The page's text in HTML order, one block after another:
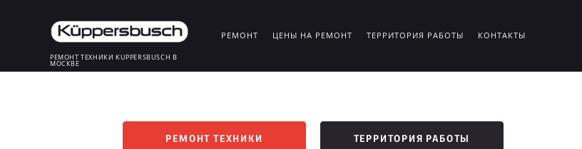
РЕМОНТ ТЕХНИКИ KUPPERSBUSCH В
МОСКВЕ
РЕМОНТ ЦЕНЫ НА РЕМОНТ ТЕРРИТОРИЯ РАБОТЫ КОНТАКТЫ
РЕМОНТ ТЕХНИКИ ТЕРРИТОРИЯ РАБОТЫ